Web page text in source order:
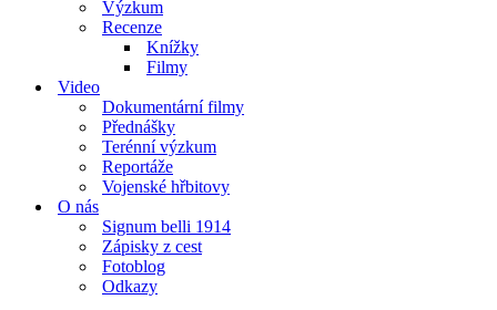
Výzkum
Recenze
Knížky
Filmy
Video
Dokumentární filmy
Přednášky
Terénní výzkum
Reportáže
Vojenské hřbitovy
O nás
Signum belli 1914
Zápisky z cest
Fotoblog
Odkazy